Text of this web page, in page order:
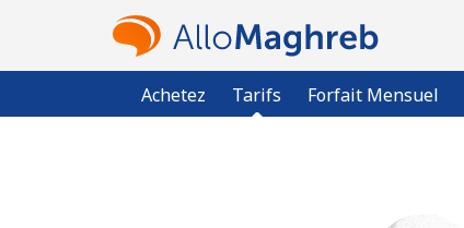
Achetez Tarifs Forfait Mensuel